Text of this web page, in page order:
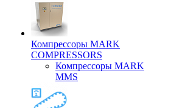
Компрессоры MARK
COMPRESSORS
Компрессоры MARK
MMS